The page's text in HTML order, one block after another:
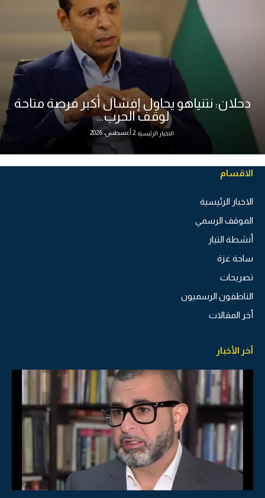
دحلان: نتنياهو يحاول إفشال أكبر فرصة متاحة
لوقف الحرب...
الاخبار الرئيسية 2 أغسطس، 2026
الاقسام
الاخبار الرئيسية
الموقف الرسمي
أنشطة التيار
ساحة غزة
تصريحات
الناطقون الرسميون
أخر المقالات
آخر الأخبار